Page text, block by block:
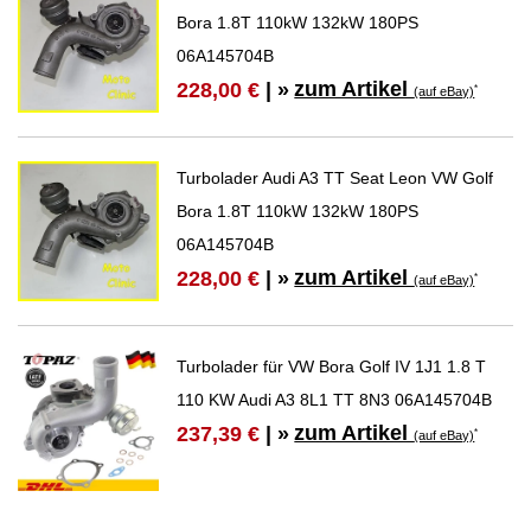
Bora 1.8T 110kW 132kW 180PS
06A145704B
228,00 € | » zum Artikel(auf eBay)*
Turbolader Audi A3 TT Seat Leon VW Golf
Bora 1.8T 110kW 132kW 180PS
06A145704B
228,00 € | » zum Artikel(auf eBay)*
Turbolader für VW Bora Golf IV 1J1 1.8 T
110 KW Audi A3 8L1 TT 8N3 06A145704B
237,39 € | » zum Artikel(auf eBay)*